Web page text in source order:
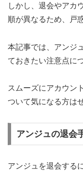
しかし、退会やアカ
順が異なるため、戸
本記事では、アンジ
ておきたい注意点に
スムーズにアカウン
ついて気になる方は
アンジュの退会
アンジュを退会する